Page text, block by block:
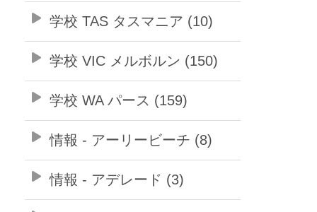
学校 TAS タスマニア (10)
学校 VIC メルボルン (150)
学校 WA パース (159)
情報 - アーリービーチ (8)
情報 - アデレード (3)